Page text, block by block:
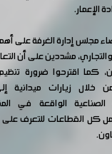
الإعمار.
مجلس إدارة الغرفة على
مشددين على أن
كما اقترحوا ضرورة
من خلال زيارات ميدانية
الصناعية الواقعة في
كل القطاعات للتعرف على